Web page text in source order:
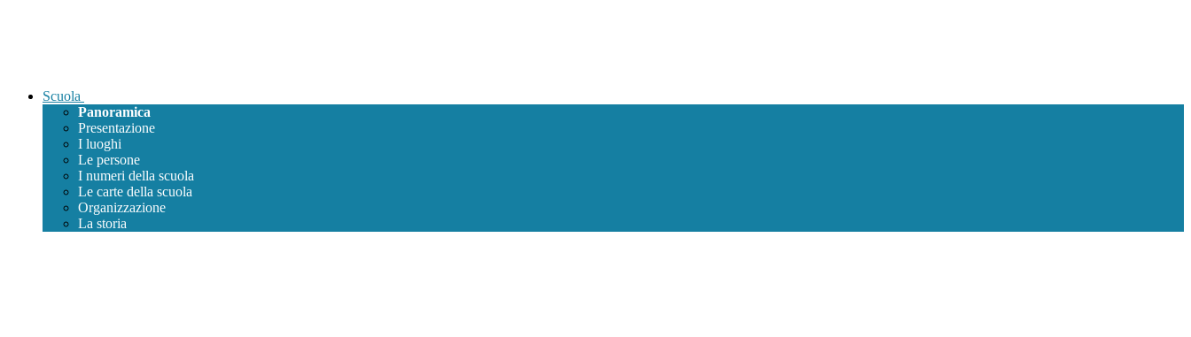
Scuola
Panoramica
Presentazione
I luoghi
Le persone
I numeri della scuola
Le carte della scuola
Organizzazione
La storia